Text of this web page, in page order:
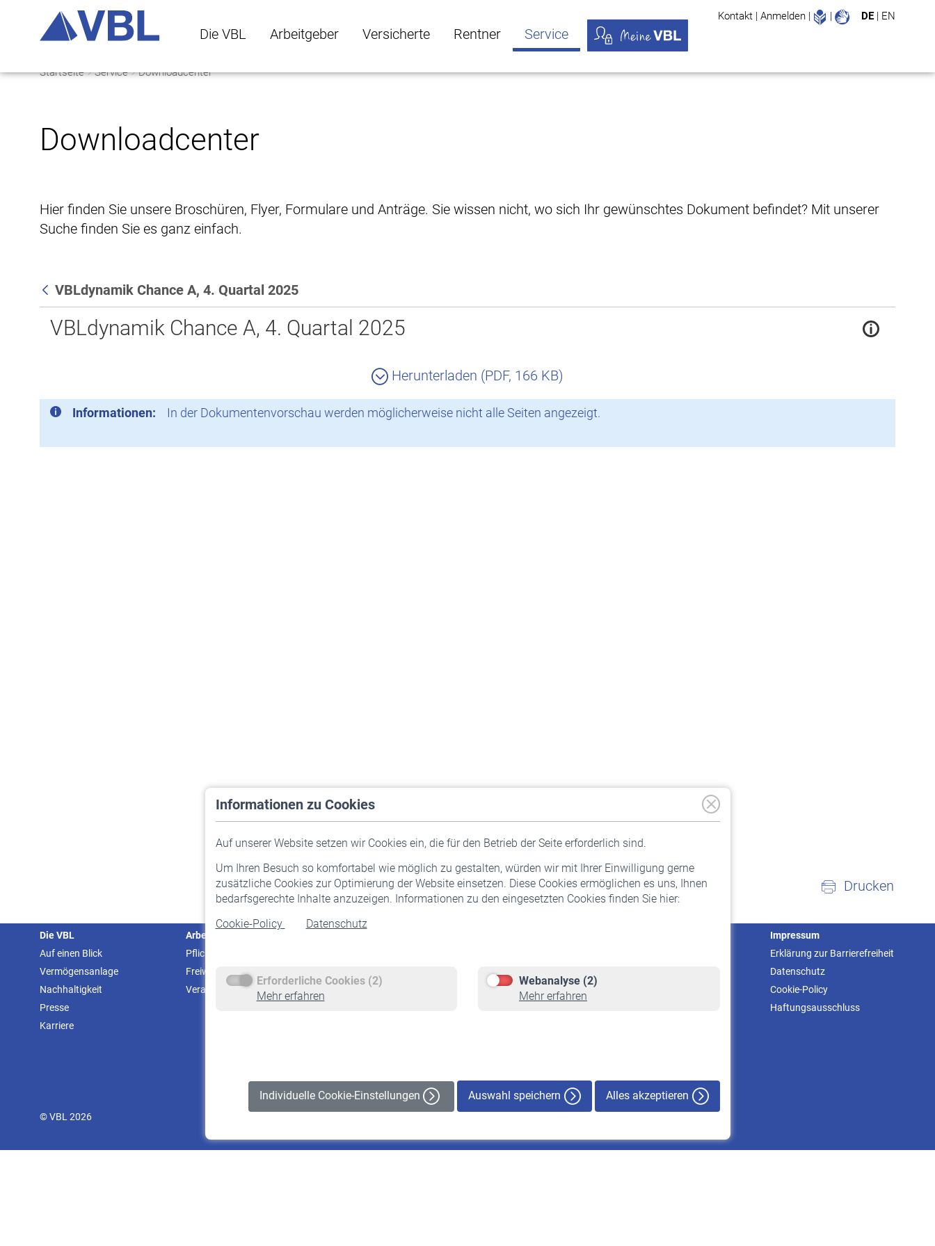
Die VBL Arbeitgeber Versicherte Rentner Service
Kontakt | Anmelden | Leichte Sprache
| DE | EN
Startseite Service Downloadcenter
Downloadcenter
Hier finden Sie unsere Broschüren, Flyer, Formulare und Anträge. Sie wissen nicht, wo sich Ihr gewünschtes Dokument befindet? Mit unserer
Suche finden Sie es ganz einfach.
Zurück
VBLdynamik Chance A, 4. Quartal 2025
VBLdynamik Chance A, 4. Quartal 2025
Herunterladen (PDF, 166 KB)
Informationen: In der Dokumentenvorschau werden möglicherweise nicht alle Seiten angezeigt.
Informationen zu Cookies
Auf unserer Website setzen wir Cookies ein, die für den Betrieb der Seite erforderlich sind.
Um Ihren Besuch so komfortabel wie möglich zu gestalten, würden wir mit Ihrer Einwilligung gerne
zusätzliche Cookies zur Optimierung der Website einsetzen. Diese Cookies ermöglichen es uns, Ihnen
bedarfsgerechte Inhalte anzuzeigen. Informationen zu den eingesetzten Cookies finden Sie hier:
Cookie-Policy
Datenschutz
Erforderliche Cookies (2)
Mehr erfahren
Webanalyse (2)
Mehr erfahren
Individuelle Cookie-Einstellungen Auswahl speichern Alles akzeptieren
Drucken
Die VBL
Auf einen Blick
Vermögensanlage
Nachhaltigkeit
Presse
Karriere
Arbeitgeber
Pflichtversicherung
Freiwillige Versicherung
Veranstaltungen
Staatliche Förderung
Rente beantragen
Rentenauszahlung
Impressum
Erklärung zur Barrierefreiheit
Datenschutz
Cookie-Policy
Haftungsausschluss
© VBL 2026